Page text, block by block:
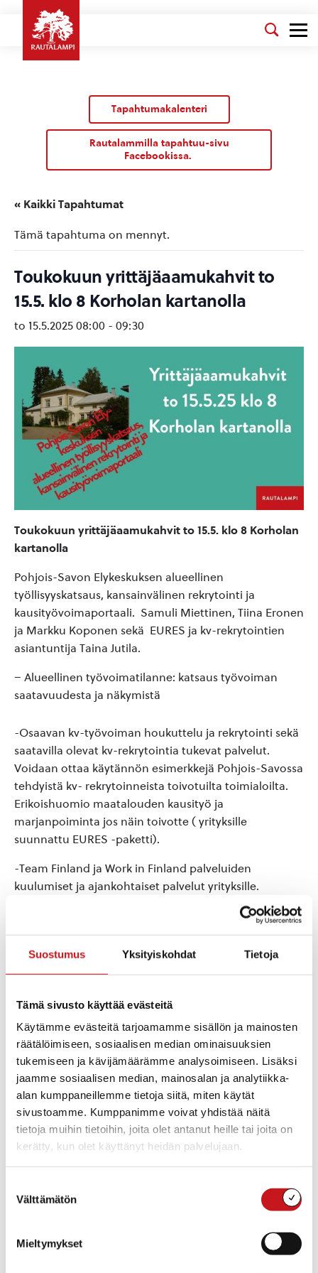
Suostumus Yksityiskohdat Tietoja
Tämä sivusto käyttää evästeitä
Käytämme evästeitä tarjoamamme sisällön ja mainosten
räätälöimiseen, sosiaalisen median ominaisuuksien
tukemiseen ja kävijämäärämme analysoimiseen. Lisäksi
jaamme sosiaalisen median, mainosalan ja analytiikka-
alan kumppaneillemme tietoja siitä, miten käytät
sivustoamme. Kumppanimme voivat yhdistää näitä
tietoja muihin tietoihin, joita olet antanut heille tai joita on
kerätty, kun olet käyttänyt heidän palvelujaan.
valinta
Välttämätön
Mieltymykset
Tapahtumakalenteri
Rautalammilla tapahtuu-sivu
Facebookissa.
« Kaikki Tapahtumat
Tämä tapahtuma on mennyt.
Toukokuun yrittäjäaamukahvit to
15.5. klo 8 Korholan kartanolla
to 15.5.2025 08:00 - 09:30
Toukokuun yrittäjäaamukahvit to 15.5. klo 8 Korholan
kartanolla
Pohjois-Savon Elykeskuksen alueellinen
työllisyyskatsaus, kansainvälinen rekrytointi ja
kausityövoimaportaali. Samuli Miettinen, Tiina Eronen
ja Markku Koponen sekä EURES ja kv-rekrytointien
asiantuntija Taina Jutila.
– Alueellinen työvoimatilanne: katsaus työvoiman
saatavuudesta ja näkymistä
-Osaavan kv-työvoiman houkuttelu ja rekrytointi sekä
saatavilla olevat kv-rekrytointia tukevat palvelut.
Voidaan ottaa käytännön esimerkkejä Pohjois-Savossa
tehdyistä kv- rekrytoinneista toivotuilta toimialoilta.
Erikoishuomio maatalouden kausityö ja
marjanpoiminta jos näin toivotte ( yrityksille
suunnattu EURES -paketti).
-Team Finland ja Work in Finland palveluiden
kuulumiset ja ajankohtaiset palvelut yrityksille.
Nostetaan esille erityisesti ajankohtaiset ja tuoreet pk-
-Tapaamisen jälkeen yrityksillä mahdollisuus jäädä
Samuli Miettinen, Tiina Eronen ja Markku Koponen
sekä 90% varmuudella EURES ja kv-rekrytointien
asiantuntija Taina Jutila.
Lisää kalenteriin
Päivämäärä:
08:00 - 09:30